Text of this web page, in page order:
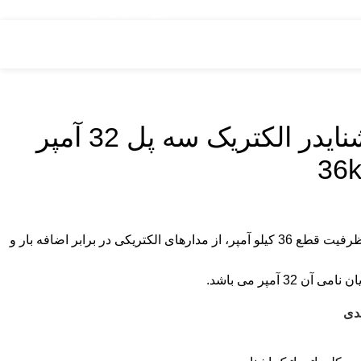
کليد اتوماتیک اشنایدر الکتریک سه پل 32 آمپر
کلید اتوماتیک اشنایدر الکتریک با ظرفیت قطع 36 کیلو آمپر، از مدارهای الکتریکی در برابر اضافه بار و
آمپر می باشد.